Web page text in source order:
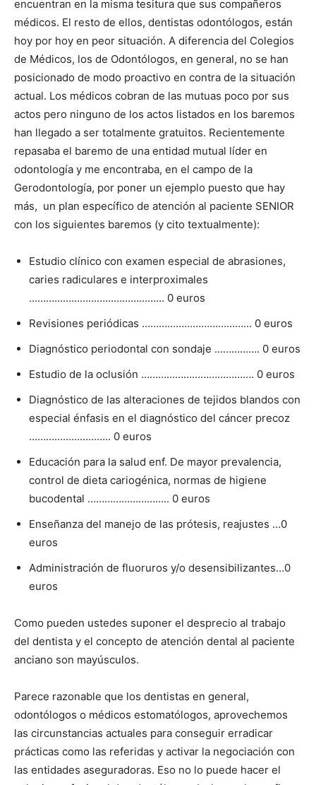
encuentran en la misma tesitura que sus compañeros
médicos. El resto de ellos, dentistas odontólogos, están
hoy por hoy en peor situación. A diferencia del Colegios
de Médicos, los de Odontólogos, en general, no se han
posicionado de modo proactivo en contra de la situación
actual. Los médicos cobran de las mutuas poco por sus
actos pero ninguno de los actos listados en los baremos
han llegado a ser totalmente gratuitos. Recientemente
repasaba el baremo de una entidad mutual líder en
odontología y me encontraba, en el campo de la
Gerodontología, por poner un ejemplo puesto que hay
más, un plan específico de atención al paciente SENIOR
con los siguientes baremos (y cito textualmente):
Estudio clínico con examen especial de abrasiones,
caries radiculares e interproximales
………………………………………… 0 euros
Revisiones periódicas ………………………………… 0 euros
Diagnóstico periodontal con sondaje ……………. 0 euros
Estudio de la oclusión …………………………………. 0 euros
Diagnóstico de las alteraciones de tejidos blandos con
especial énfasis en el diagnóstico del cáncer precoz
……………………….. 0 euros
Educación para la salud enf. De mayor prevalencia,
control de dieta cariogénica, normas de higiene
bucodental ……………………….. 0 euros
Enseñanza del manejo de las prótesis, reajustes …0
euros
Administración de fluoruros y/o desensibilizantes…0
euros
Como pueden ustedes suponer el desprecio al trabajo
del dentista y el concepto de atención dental al paciente
anciano son mayúsculos.
Parece razonable que los dentistas en general,
odontólogos o médicos estomatólogos, aprovechemos
las circunstancias actuales para conseguir erradicar
prácticas como las referidas y activar la negociación con
las entidades aseguradoras. Eso no lo puede hacer el